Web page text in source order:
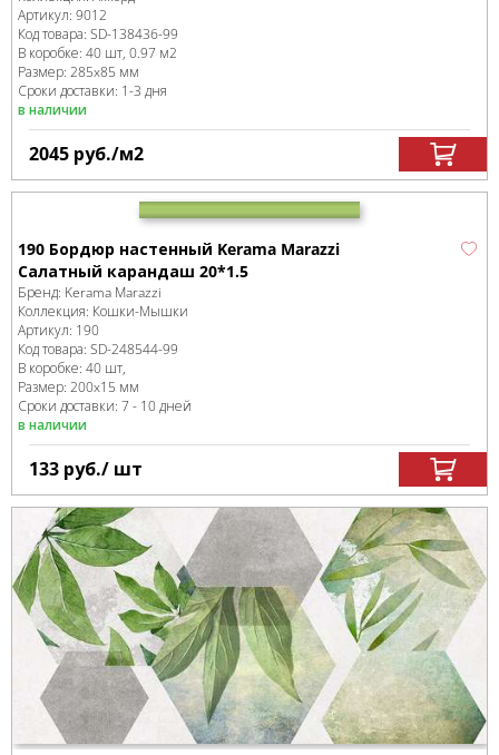
Артикул: 9012
Код товара: SD-138436-99
В коробке: 40 шт, 0.97 м2
Размер: 285x85 мм
Сроки доставки: 1-3 дня
в наличии
2045 руб./м2
190 Бордюр настенный Kerama Marazzi
Салатный карандаш 20*1.5
Бренд: Kerama Marazzi
Коллекция: Кошки-Мышки
Артикул: 190
Код товара: SD-248544-99
В коробке: 40 шт,
Размер: 200x15 мм
Сроки доставки: 7 - 10 дней
в наличии
133 руб./ шт